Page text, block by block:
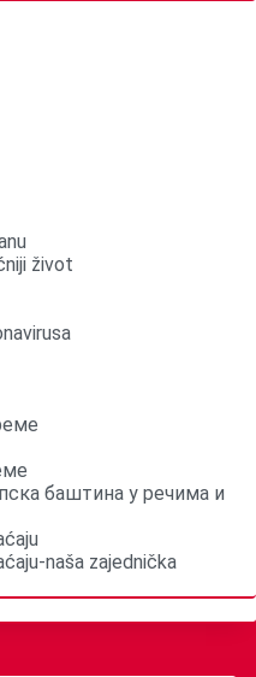
život
баштина у речима и
naša zajednička